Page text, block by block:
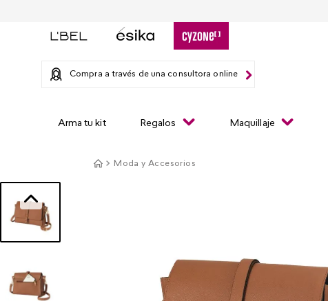
Compra a través de una consultora online
Arma tu kit Regalos Maquillaje
Moda y Accesorios